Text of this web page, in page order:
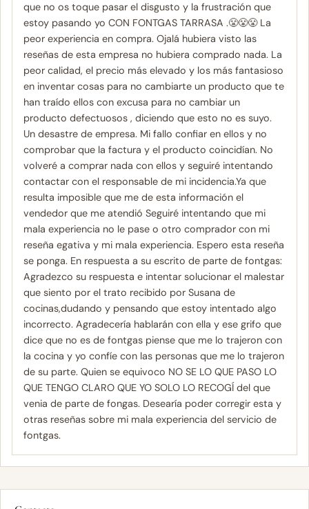
que no os toque pasar el disgusto y la frustración que
estoy pasando yo CON FONTGAS TARRASA .😤😤😤 La
peor experiencia en compra. Ojalá hubiera visto las
reseñas de esta empresa no hubiera comprado nada. La
peor calidad, el precio más elevado y los más fantasioso
en inventar cosas para no cambiarte un producto que te
han traído ellos con excusa para no cambiar un
producto defectuosos , diciendo que esto no es suyo.
Un desastre de empresa. Mi fallo confiar en ellos y no
comprobar que la factura y el producto coincidían. No
volveré a comprar nada con ellos y seguiré intentando
contactar con el responsable de mi incidencia.Ya que
resulta imposible que me de esta información el
vendedor que me atendió Seguiré intentando que mi
mala experiencia no le pase o otro comprador con mi
reseña egativa y mi mala experiencia. Espero esta reseña
se ponga. En respuesta a su escrito de parte de fontgas:
Agradezco su respuesta e intentar solucionar el malestar
que siento por el trato recibido por Susana de
cocinas,dudando y pensando que estoy intentado algo
incorrecto. Agradecería hablarán con ella y ese grifo que
dice que no es de fontgas piense que me lo trajeron con
la cocina y yo confíe con las personas que me lo trajeron
de su parte. Quien se equivoco NO SE LO QUE PASO LO
QUE TENGO CLARO QUE YO SOLO LO RECOGÍ del que
venia de parte de fongas. Desearía poder corregir esta y
otras reseñas sobre mi mala experiencia del servicio de
fontgas.